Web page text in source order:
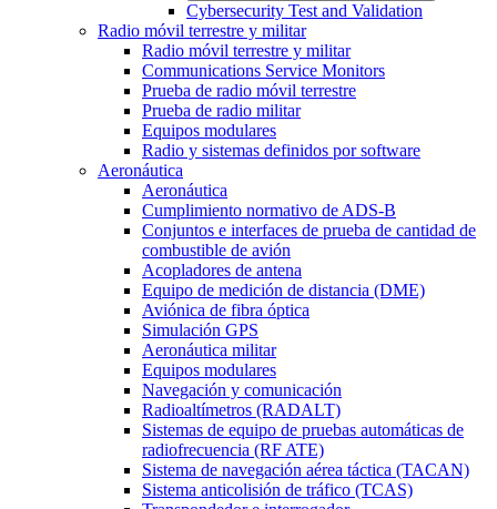
Cybersecurity Test and Validation
Radio móvil terrestre y militar
Radio móvil terrestre y militar
Communications Service Monitors
Prueba de radio móvil terrestre
Prueba de radio militar
Equipos modulares
Radio y sistemas definidos por software
Aeronáutica
Aeronáutica
Cumplimiento normativo de ADS-B
Conjuntos e interfaces de prueba de cantidad de
combustible de avión
Acopladores de antena
Equipo de medición de distancia (DME)
Aviónica de fibra óptica
Simulación GPS
Aeronáutica militar
Equipos modulares
Navegación y comunicación
Radioaltímetros (RADALT)
Sistemas de equipo de pruebas automáticas de
radiofrecuencia (RF ATE)
Sistema de navegación aérea táctica (TACAN)
Sistema anticolisión de tráfico (TCAS)